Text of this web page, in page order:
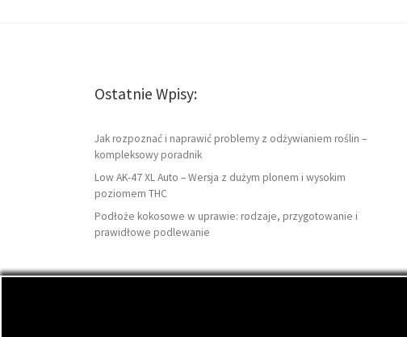
Ostatnie Wpisy:
Jak rozpoznać i naprawić problemy z odżywianiem roślin –
kompleksowy poradnik
Low AK-47 XL Auto – Wersja z dużym plonem i wysokim
poziomem THC
Podłoże kokosowe w uprawie: rodzaje, przygotowanie i
prawidłowe podlewanie